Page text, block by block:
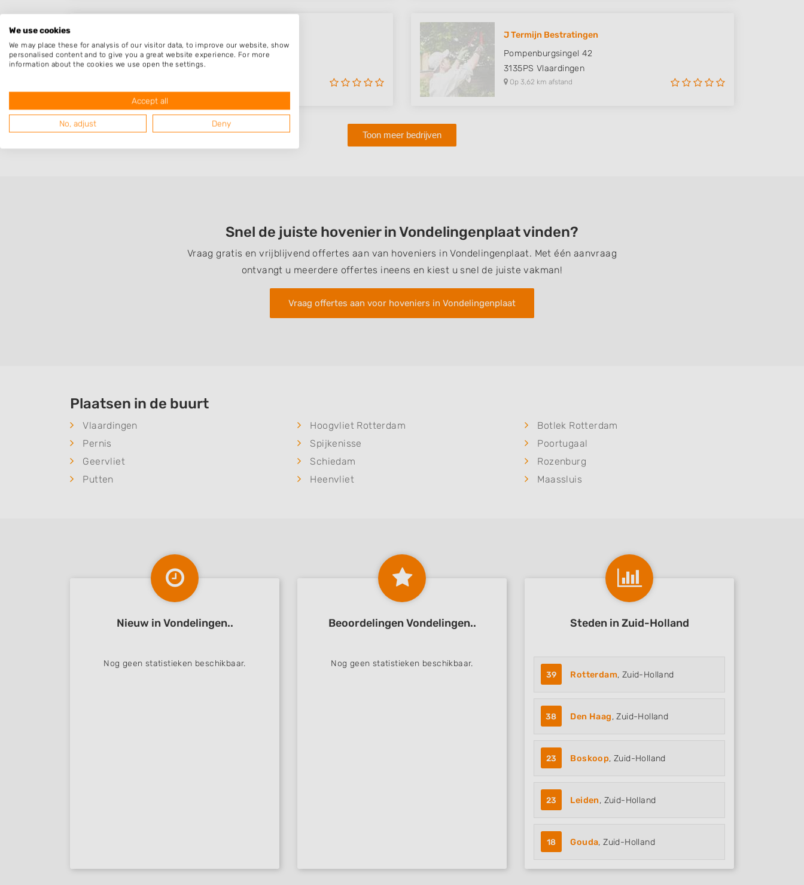
Dahliastraat 30
3202SL Spijkenisse
J Termijn Bestratingen
Pompenburgsingel 42
3135PS Vlaardingen
Op 3,62 km afstand
Toon meer bedrijven
Snel de juiste hovenier in Vondelingenplaat vinden?
Vraag gratis en vrijblijvend offertes aan van hoveniers in Vondelingenplaat. Met één aanvraag
ontvangt u meerdere offertes ineens en kiest u snel de juiste vakman!
Vraag offertes aan voor hoveniers in Vondelingenplaat
Plaatsen in de buurt
Vlaardingen Hoogvliet Rotterdam
Botlek Rotterdam
Pernis
Spijkenisse
Poortugaal
Geervliet
Schiedam
Rozenburg
Putten
Heenvliet Maassluis
Nieuw in Vondelingen..
Nog geen statistieken beschikbaar.
Beoordelingen Vondelingen..
Nog geen statistieken beschikbaar.
Steden in Zuid-Holland
39 Rotterdam, Zuid-Holland
38 Den Haag, Zuid-Holland
23 Boskoop, Zuid-Holland
23 Leiden, Zuid-Holland
18 Gouda, Zuid-Holland
We use cookies
We may place these for analysis of our visitor data, to improve our website, show
personalised content and to give you a great website experience. For more
information about the cookies we use open the settings.
Accept all
No, adjust Deny